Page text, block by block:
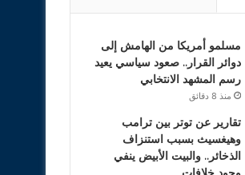
مسلمو أمريكا من الهامش إلى
دوائر القرار.. صعود سياسي يعيد
رسم المشهد الانتخابي
منذ 8 دقائق
تقارير عن توتر بين ترامب
وهيغسيث بسبب استنزاف
الذخائر.. والبيت الأبيض ينفي